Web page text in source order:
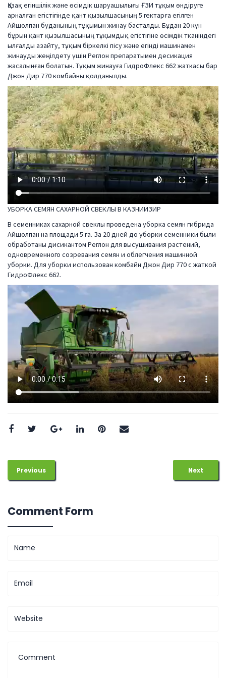
Қазақ егіншілік және өсімдік шаруашылығы ҒЗИ тұқым өндіруге
арналған егістігінде қант қызылшасының 5 гектарға егілген
Айшолпан буданының тұқымын жинау басталды. Бұдан 20 күн
бұрын қант қызылшасының тұқымдық егістігіне өсімдік тканіндегі
ылғалды азайту, тұқым біркелкі пісу және егінді машинамен
жинауды жеңілдету үшін Реглон препаратымен десикация
жасалынған болатын. Тұқым жинауға ГидроФлекс 662 жаткасы бар
Джон Дир 770 комбайны қолданылды.
УБОРКА СЕМЯН САХАРНОЙ СВЕКЛЫ В КАЗНИИЗИР
В семенниках сахарной свеклы проведена уборка семян гибрида
Айшолпан на площади 5 га. За 20 дней до уборки семенники были
обработаны дисикантом Реглон для высушивания растений,
одновременного созревания семян и облегчения машинной
уборки. Для уборки использован комбайн Джон Дир 770 с жаткой
ГидроФлекс 662.
Previous Next
Comment Form